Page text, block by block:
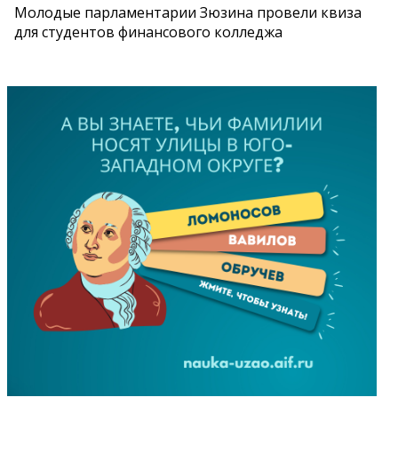
Молодые парламентарии Зюзина провели квиза
для студентов финансового колледжа